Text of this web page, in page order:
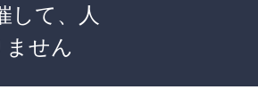
して、人
せん